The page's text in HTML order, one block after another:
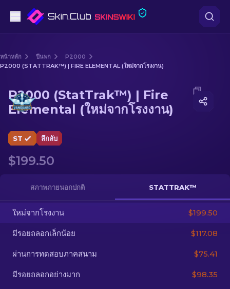
ระดับกลาง
ปืนไรเฟิล
มีด
TH
หน้าหลัก ปืนพก
P2000
P2000 (STATTRAK™) | FIRE ELEMENTAL (ใหม่จากโรงงาน)
Media of P2000 (StatTrak™) | Fire Elemental (ใหม่จาก
P2000 (StatTrak™) | Fire
Elemental (ใหม่จากโรงงาน)
ST ลึกลับ
$199.50
สภาพภายนอกปกติ STATTRAK™
ใหม่จากโรงงาน $199.50
มีรอยถลอกเล็กน้อย $117.08
ผ่านการทดสอบภาคสนาม $75.41
มีรอยถลอกอย่างมาก $98.35